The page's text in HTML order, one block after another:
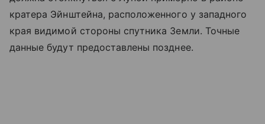
кратера Эйнштейна, расположенного у западного
края видимой стороны спутника Земли. Точные
данные будут предоставлены позднее.